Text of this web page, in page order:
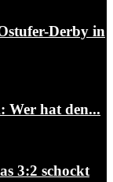
Derby in
Wer hat den...
3:2 schockt